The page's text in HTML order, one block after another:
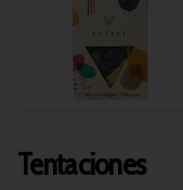
Tentaciones